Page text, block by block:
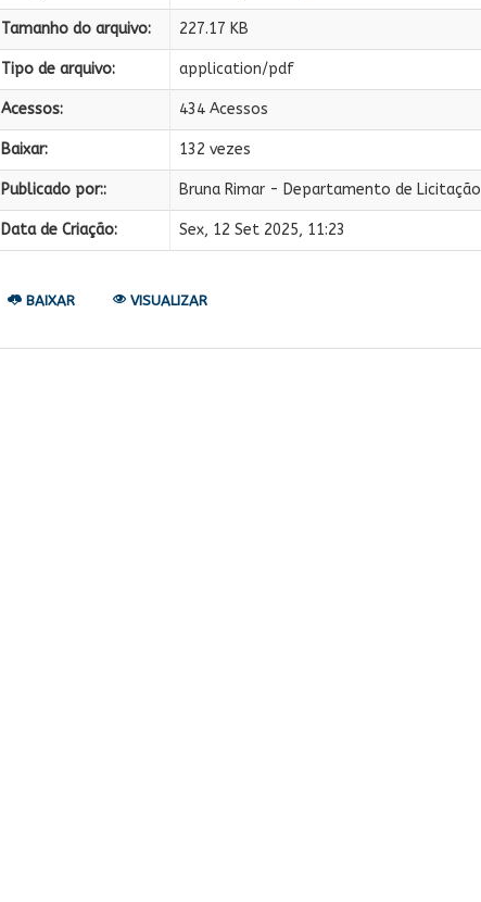
Tamanho do arquivo: 227.17 KB
Tipo de arquivo: application/pdf
Acessos: 434 Acessos
Baixar: 132 vezes
Publicado por:: Bruna Rimar - Departamento de Licitação
Data de Criação: Sex, 12 Set 2025, 11:23
BAIXAR VISUALIZAR